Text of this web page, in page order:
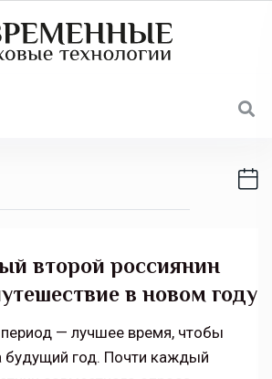
второй россиянин
в новом году
— лучшее время, чтобы
будущий год. Почти каждый